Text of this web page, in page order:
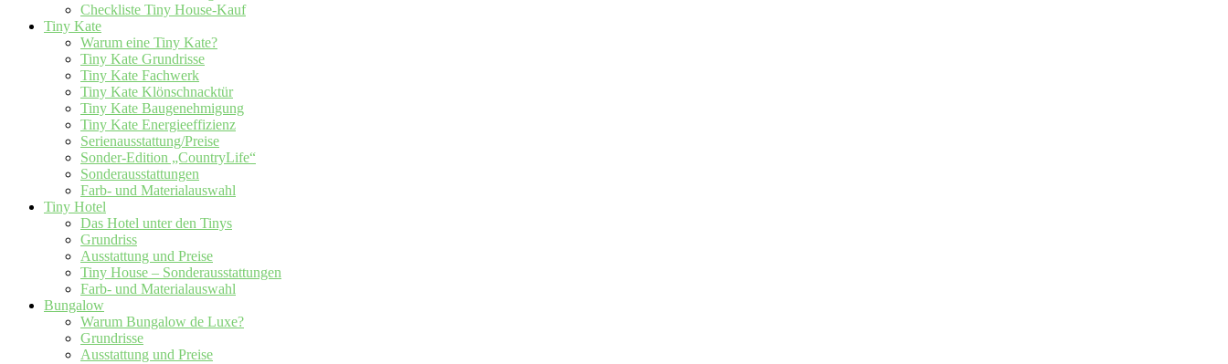
Checkliste Tiny House-Kauf
Tiny Kate
Warum eine Tiny Kate?
Tiny Kate Grundrisse
Tiny Kate Fachwerk
Tiny Kate Klönschnacktür
Tiny Kate Baugenehmigung
Tiny Kate Energieeffizienz
Serienausstattung/Preise
Sonder-Edition „CountryLife“
Sonderausstattungen
Farb- und Materialauswahl
Tiny Hotel
Das Hotel unter den Tinys
Grundriss
Ausstattung und Preise
Tiny House – Sonderausstattungen
Farb- und Materialauswahl
Bungalow
Warum Bungalow de Luxe?
Grundrisse
Ausstattung und Preise